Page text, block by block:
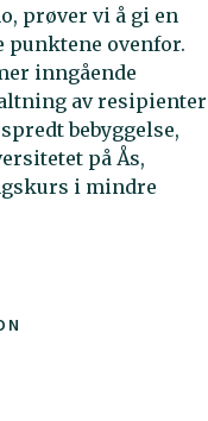
prøver vi å gi en
ovenfor.
inngående
av resipienter
bebyggelse,
på Ås,
i mindre